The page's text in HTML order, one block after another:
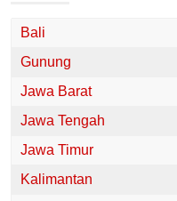
Bali
Gunung
Jawa Barat
Jawa Tengah
Jawa Timur
Kalimantan